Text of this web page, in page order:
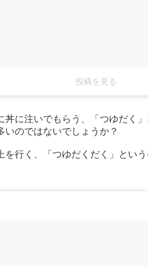
投稿を見る
に注いでもらう、「つゆだく」
いのではないでしょうか？
を行く、「つゆだくだく」とい